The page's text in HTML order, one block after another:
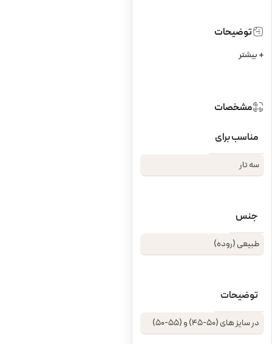
توضیحات
+ بیشتر
مشخصات
مناسب برای
سه تار
جنس
طبیعی (روده)
توضیحات
در سایز های (50-45) و (55-50)